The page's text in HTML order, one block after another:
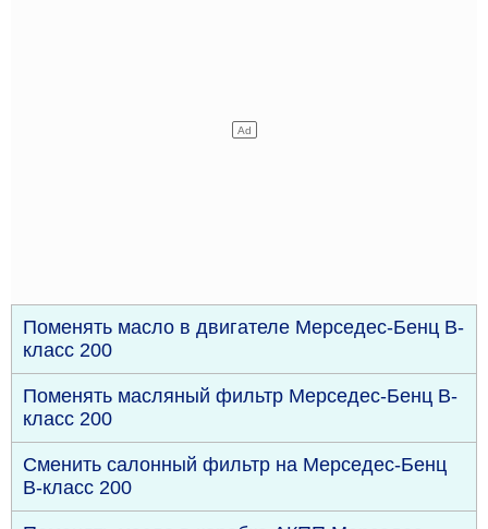
Поменять масло в двигателе Мерседес-Бенц В-
класс 200
Поменять масляный фильтр Мерседес-Бенц В-
класс 200
Сменить салонный фильтр на Мерседес-Бенц
В-класс 200